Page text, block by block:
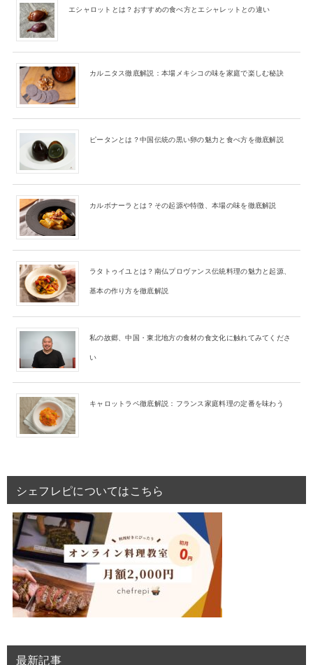
エシャロットとは？おすすめの食べ方とエシャレットとの違い
カルニタス徹底解説：本場メキシコの味を家庭で楽しむ秘訣
ピータンとは？中国伝統の黒い卵の魅力と食べ方を徹底解説
カルボナーラとは？その起源や特徴、本場の味を徹底解説
ラタトゥイユとは？南仏プロヴァンス伝統料理の魅力と起源、
基本の作り方を徹底解説
私の故郷、中国・東北地方の食材の食文化に触れてみてくださ
い
キャロットラペ徹底解説：フランス家庭料理の定番を味わう
シェフレピについてはこちら
最新記事